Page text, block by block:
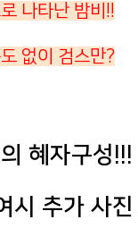
나타난 밤비!!
없이 검스만?
혜자구성!!!
시 추가 사